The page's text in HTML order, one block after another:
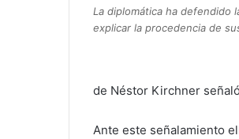
La diplomática ha defendido
explicar la procedencia de
de Néstor Kirchner
Ante este señalamiento